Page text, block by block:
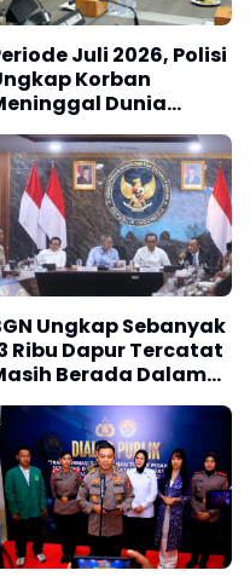
Juli 2026, Polisi
Korban
Dunia
Lakalantas
1 Turun 22,92
Persen
Ungkap Sebanyak
Ribu Dapur Tercatat
Berada Dalam
Tahapan
dan Belum
Siap